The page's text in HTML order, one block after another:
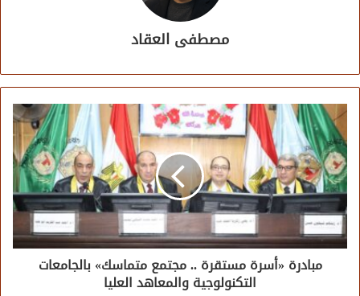
مصطفى العقاد
مبادرة «أسرة مستقرة .. مجتمع متماسك» بالجامعات
التكنولوجية والمعاهد العليا